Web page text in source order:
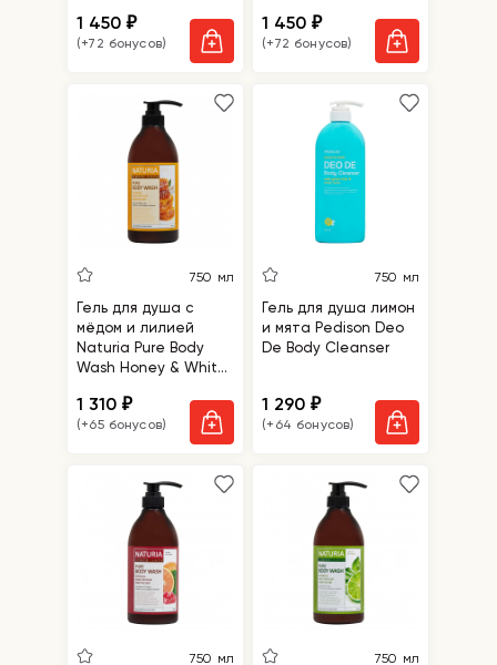
1 450₽
(+72 бонусов)
1 450₽
(+72 бонусов)
750 мл
Гель для душа с
мёдом и лилией
Naturia Pure Body
Wash Honey & White
1 310₽
(+65 бонусов)
750 мл
Гель для душа лимон
и мята Pedison Deo
De Body Cleanser
1 290₽
(+64 бонусов)
750 мл 750 мл